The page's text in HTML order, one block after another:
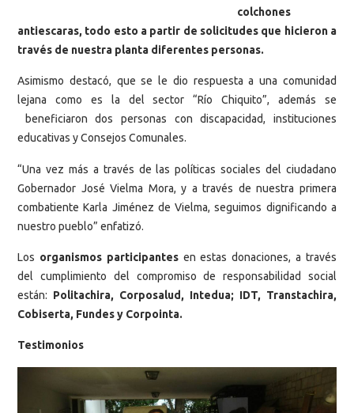
colchones
antiescaras, todo esto a partir de solicitudes que hicieron a
través de nuestra planta diferentes personas.
Asimismo destacó, que se le dio respuesta a una comunidad
lejana como es la del sector “Río Chiquito”, además se
beneficiaron dos personas con discapacidad, instituciones
educativas y Consejos Comunales.
“Una vez más a través de las políticas sociales del ciudadano
Gobernador José Vielma Mora, y a través de nuestra primera
combatiente Karla Jiménez de Vielma, seguimos dignificando a
nuestro pueblo” enfatizó.
Los organismos participantesen estas donaciones, a través
del cumplimiento del compromiso de responsabilidad social
están: Politachira, Corposalud, Intedua; IDT, Transtachira,
Cobiserta, Fundes y Corpointa.
Testimonios